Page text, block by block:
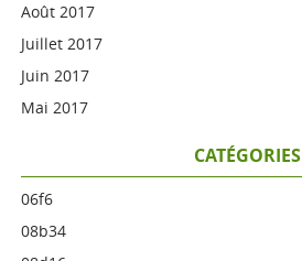
Août 2017
Juillet 2017
Juin 2017
Mai 2017
CATÉGORIES
06f6
08b34